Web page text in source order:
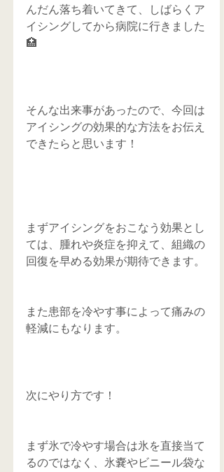
んだん落ち着いてきて、しばらくア
イシングしてから病院に行きました
🏥
そんな出来事があったので、今回は
アイシングの効果的な方法をお伝え
できたらと思います！
まずアイシングをおこなう効果とし
ては、腫れや炎症を抑えて、組織の
回復を早める効果が期待できます。
また患部を冷やす事によって痛みの
軽減にもなります。
次にやり方です！
まず氷で冷やす場合は氷を直接当て
るのではなく、氷嚢やビニール袋な